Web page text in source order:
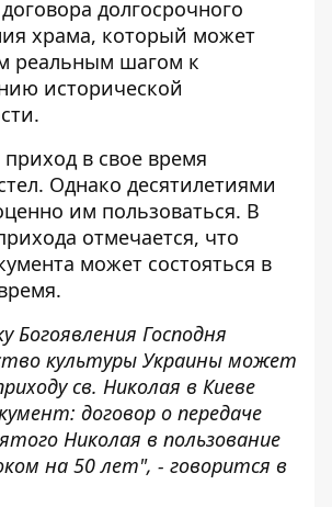
долгосрочного
храма, который может
реальным шагом к
исторической
в свое время
Однако десятилетиями
им пользоваться. В
отмечается, что
может состояться в
Богоявления Господня
культуры Украины может
св. Николая в Киеве
договор о передаче
Николая в пользование
на 50 лет", - говорится в